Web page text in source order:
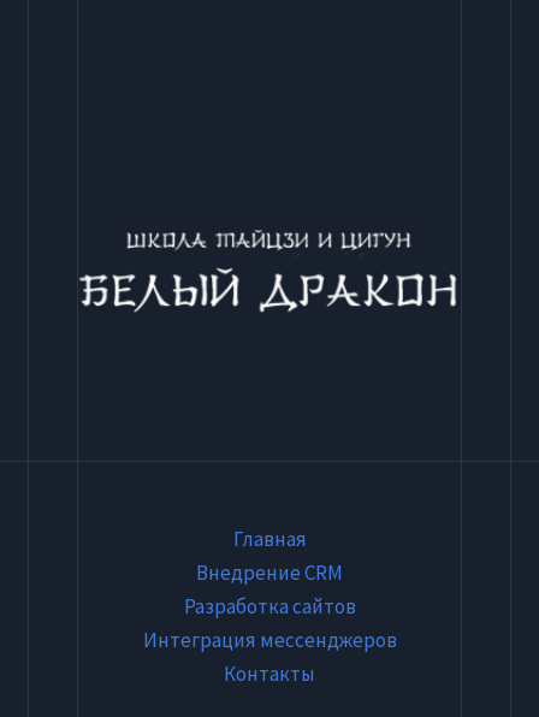
Главная
Внедрение CRM
Разработка сайтов
Интеграция мессенджеров
Контакты